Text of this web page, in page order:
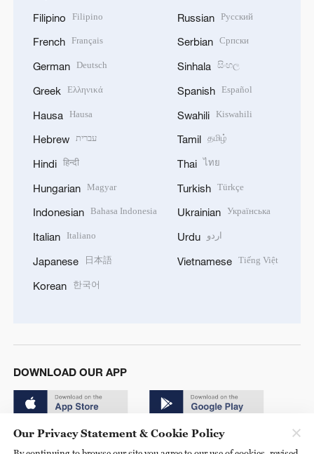
Filipino Filipino
French Français
German Deutsch
Greek Ελληνικά
Hausa Hausa
Hebrew עברית
Hindi हिन्दी
Hungarian Magyar
Indonesian Bahasa Indonesia
Italian Italiano
Japanese 日本語
Korean 한국어
Russian Русский
Serbian Српски
Sinhala සිංහල
Spanish Español
Swahili Kiswahili
Tamil தமிழ்
Thai ไทย
Turkish Türkçe
Ukrainian Українська
Urdu اردو
Vietnamese Tiếng Việt
DOWNLOAD OUR APP
Our Privacy Statement & Cookie Policy